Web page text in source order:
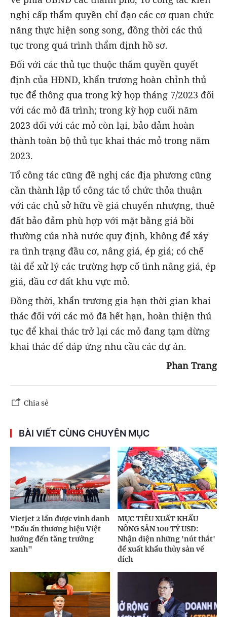
nghị cấp thẩm quyền chỉ đạo các cơ quan chức
năng thực hiện song song, đồng thời các thủ
tục trong quá trình thẩm định hồ sơ.
Đối với các thủ tục thuộc thẩm quyền quyết
định của HĐND, khẩn trương hoàn chỉnh thủ
tục để thông qua trong kỳ họp tháng 7/2023 đối
với các mỏ đã trình; trong kỳ họp cuối năm
2023 đối với các mỏ còn lại, bảo đảm hoàn
thành toàn bộ thủ tục khai thác mỏ trong năm
2023.
Tổ công tác cũng đề nghị các địa phương cũng
cần thành lập tổ công tác tổ chức thỏa thuận
với các chủ sở hữu về giá chuyển nhượng, thuê
đất bảo đảm phù hợp với mặt bằng giá bồi
thường của nhà nước quy định, không để xảy
ra tình trạng đầu cơ, nâng giá, ép giá; có chế
tài để xử lý các trường hợp cố tình nâng giá, ép
giá, đầu cơ đất khu vực mỏ.
Đồng thời, khẩn trương gia hạn thời gian khai
thác đối với các mỏ đã hết hạn, hoàn thiện thủ
tục để khai thác trở lại các mỏ đang tạm dừng
khai thác để đáp ứng nhu cầu các dự án.
Phan Trang
Chia sẻ
BÀI VIẾT CÙNG CHUYÊN MỤC
Vietjet 2 lần được vinh danh
"Dấu ấn thương hiệu Việt
hướng đến tăng trưởng
xanh"
MỤC TIÊU XUẤT KHẨU
NÔNG SẢN 100 TỶ USD:
Nhận diện những 'nút thắt'
để xuất khẩu thủy sản về
đích